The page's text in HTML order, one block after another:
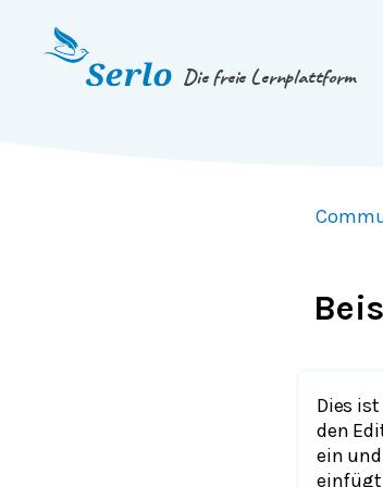
Springe zum
Die freie Lernplattform
Dies
den
ein
einfügt